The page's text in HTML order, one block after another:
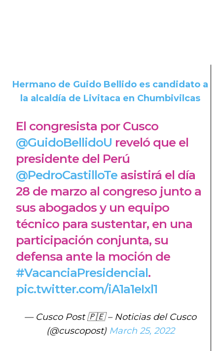
Hermano de Guido Bellido es candidato a
la alcaldía de Livitaca en Chumbivilcas
El congresista por Cusco
@GuidoBellidoU reveló que el
presidente del Perú
@PedroCastilloTe asistirá el día
28 de marzo al congreso junto a
sus abogados y un equipo
técnico para sustentar, en una
participación conjunta, su
defensa ante la moción de
#VacanciaPresidencial.
pic.twitter.com/iA1a1eIxl1
— Cusco Post 🇵🇪 – Noticias del Cusco
(@cuscopost) March 25, 2022